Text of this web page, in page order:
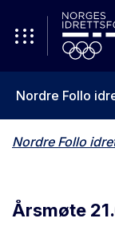
Nordre Follo
Nordre Follo
Årsmøte